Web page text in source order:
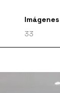
Imágenes
33